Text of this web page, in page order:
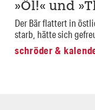
»Öl!« und
Der Bär flattert in
starb, hätte sich
schröder &